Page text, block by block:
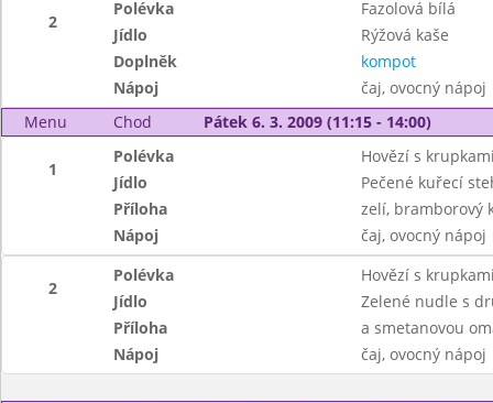
2
Polévka
Fazolová bílá
Jídlo
Rýžová kaše
Doplněk
kompot
Nápoj
čaj, ovocný nápoj
Menu
Chod Pátek 6. 3. 2009 (11:15 - 14:00)
1
Polévka
Hovězí s
Jídlo
Pečené kuřecí
Příloha
zelí, bramborový
Nápoj
čaj, ovocný nápoj
2
Polévka
Hovězí s
Jídlo
Zelené nudle s
Příloha
a smetanovou
Nápoj
čaj, ovocný nápoj